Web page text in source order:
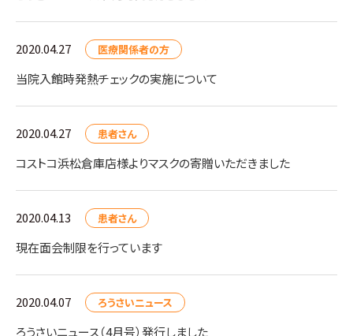
2020.04.27 医療関係者の方
当院入館時発熱チェックの実施について
2020.04.27 患者さん
コストコ浜松倉庫店様よりマスクの寄贈いただきました
2020.04.13 患者さん
現在面会制限を行っています
2020.04.07 ろうさいニュース
ろうさいニュース（4月号）発行しました